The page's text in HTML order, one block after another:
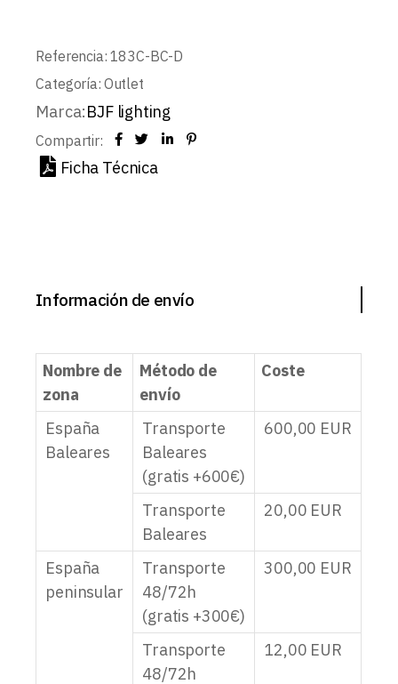
Referencia: 183C-BC-D
Categoría: Outlet
Marca:BJF lighting
Compartir:
Ficha Técnica
Información de envío
Nombre de
zona
Método de
envío
Coste
España
Baleares
Transporte
Baleares
(gratis +600€)
600,00 EUR
Transporte
Baleares
20,00 EUR
España
peninsular
Transporte
48/72h
(gratis +300€)
300,00 EUR
Transporte
48/72h
12,00 EUR